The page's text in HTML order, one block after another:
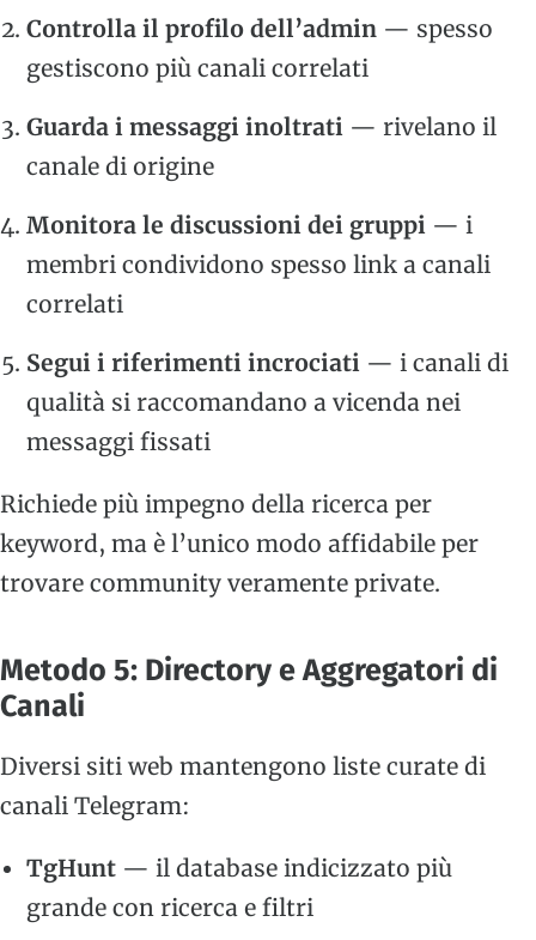
Controlla il profilo dell’admin — spesso
gestiscono più canali correlati
Guarda i messaggi inoltrati — rivelano il
canale di origine
Monitora le discussioni dei gruppi — i
membri condividono spesso link a canali
correlati
Segui i riferimenti incrociati — i canali di
qualità si raccomandano a vicenda nei
messaggi fissati
Richiede più impegno della ricerca per
keyword, ma è l’unico modo affidabile per
trovare community veramente private.
Metodo 5: Directory e Aggregatori di
Canali
Diversi siti web mantengono liste curate di
canali Telegram:
TgHunt — il database indicizzato più
grande con ricerca e filtri